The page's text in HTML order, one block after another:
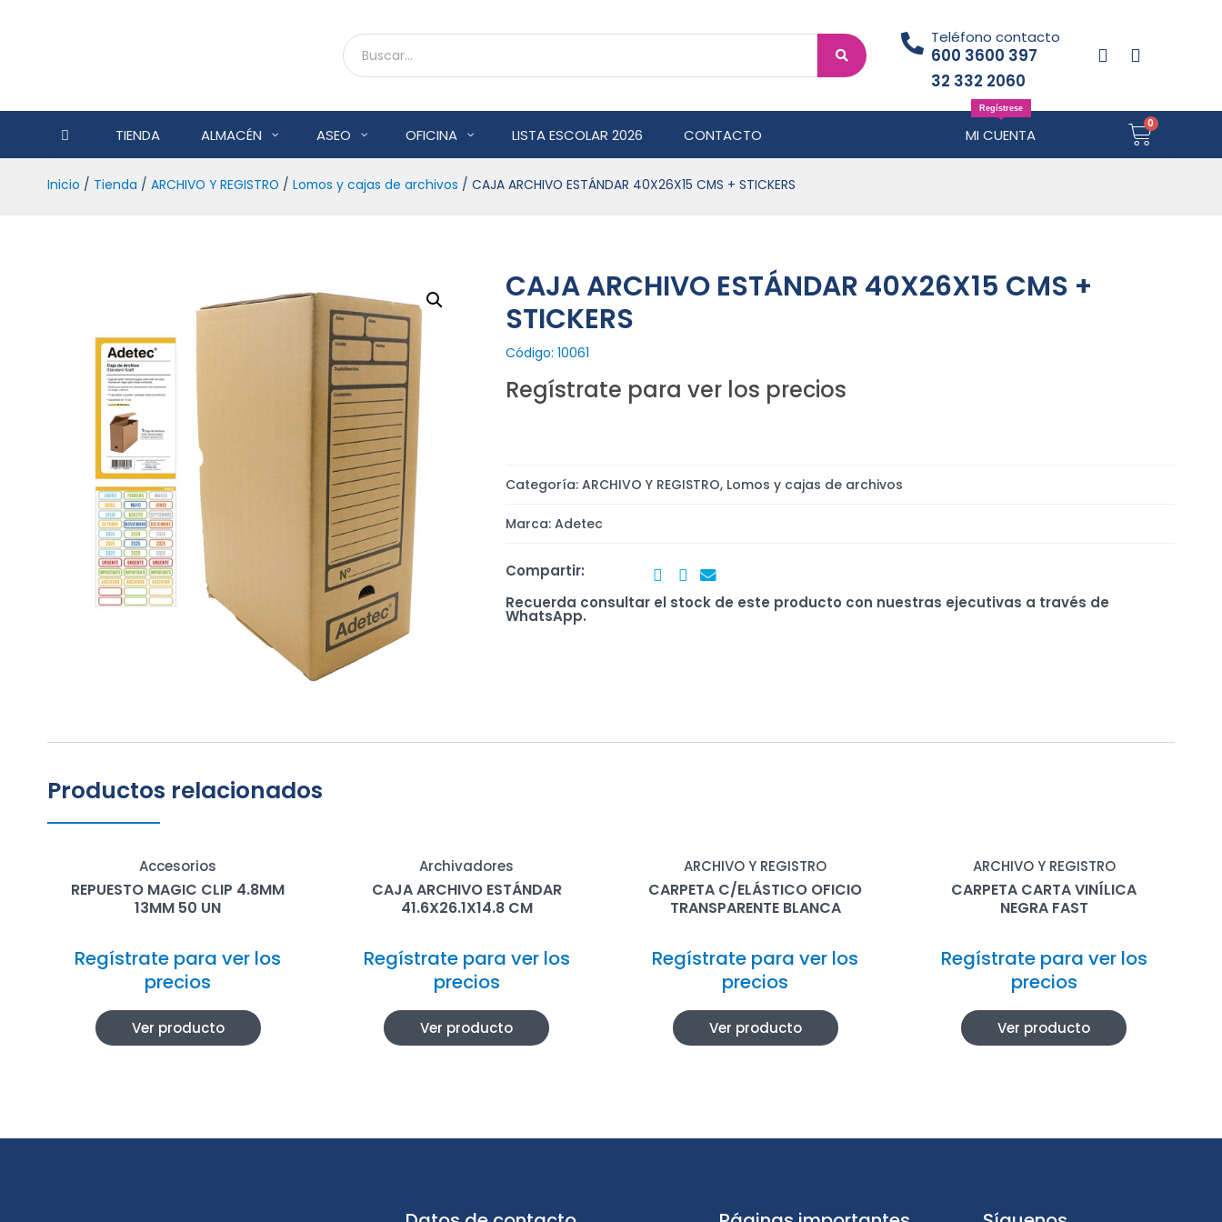
Teléfono contacto
600 3600 397
32 332 2060
MI CUENTA
Regístrese
TIENDA ALMACÉN ASEO OFICINA LISTA ESCOLAR 2026 CONTACTO
Inicio / Tienda / ARCHIVO Y REGISTRO / Lomos y cajas de archivos / CAJA ARCHIVO ESTÁNDAR 40X26X15 CMS + STICKERS
CAJA ARCHIVO ESTÁNDAR 40X26X15 CMS +
STICKERS
Código: 10061
Regístrate para ver los precios
Categoría: ARCHIVO Y REGISTRO, Lomos y cajas de archivos
Marca: Adetec
Compartir:
Recuerda consultar el stock de este producto con nuestras ejecutivas a través de
WhatsApp.
Productos relacionados
Accesorios
REPUESTO MAGIC CLIP 4.8MM
13MM 50 UN
Regístrate para ver los
precios
Ver producto
Archivadores
CAJA ARCHIVO ESTÁNDAR
41.6X26.1X14.8 CM
Regístrate para ver los
precios
Ver producto
ARCHIVO Y REGISTRO
CARPETA C/ELÁSTICO OFICIO
TRANSPARENTE BLANCA
Regístrate para ver los
precios
Ver producto
ARCHIVO Y REGISTRO
CARPETA CARTA VINÍLICA
NEGRA FAST
Regístrate para ver los
precios
Ver producto